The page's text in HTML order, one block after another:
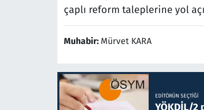
çaplı reform taleplerine yol
Muhabir: Mürvet KARA
EDITÖRÜN SEÇTIĞI
YÖKDİL/2